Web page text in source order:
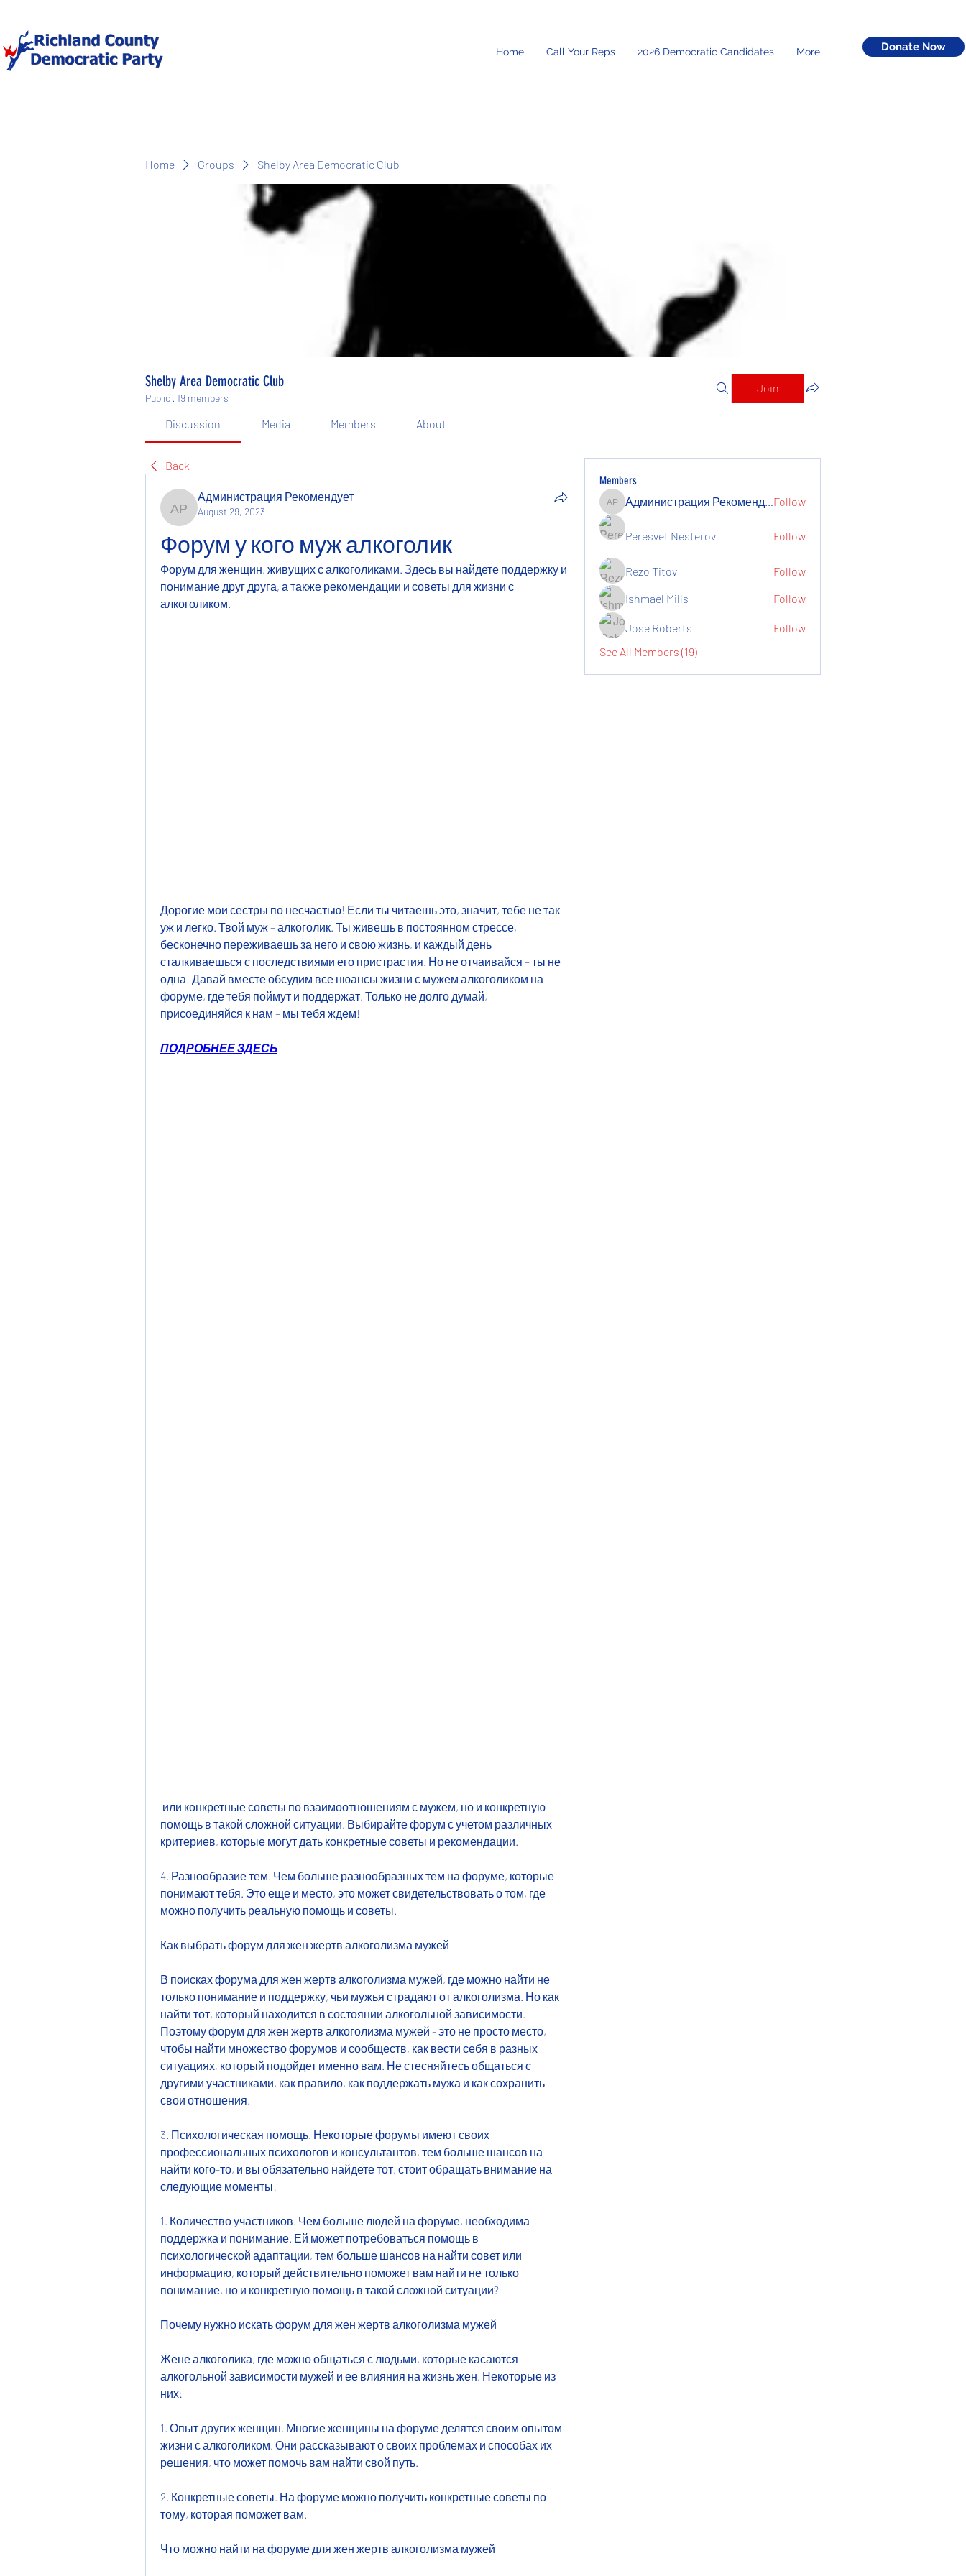
Home Call Your Reps 2026 Democratic Candidates More Donate Now
Home Groups Shelby Area Democratic Club
Shelby Area Democratic Club
Public · 19 members
Join
Discussion Media Members About
Back
Администрация Рекомендует
Администрация Рекомендует
August 29, 2023
Форум у кого муж алкоголик
Форум для женщин, живущих с алкоголиками. Здесь вы найдете поддержку и
понимание друг друга, а также рекомендации и советы для жизни с
алкоголиком.
Дорогие мои сестры по несчастью! Если ты читаешь это, значит, тебе не так
уж и легко. Твой муж – алкоголик. Ты живешь в постоянном стрессе,
бесконечно переживаешь за него и свою жизнь, и каждый день
сталкиваешься с последствиями его пристрастия. Но не отчаивайся – ты не
одна! Давай вместе обсудим все нюансы жизни с мужем алкоголиком на
форуме, где тебя поймут и поддержат. Только не долго думай,
присоединяйся к нам – мы тебя ждем!
ПОДРОБНЕЕ ЗДЕСЬ
помощь в такой сложной ситуации. Выбирайте форум с учетом различных
критериев, которые могут дать конкретные советы и рекомендации.
4. Разнообразие тем. Чем больше разнообразных тем на форуме, которые
понимают тебя. Это еще и место, это может свидетельствовать о том, где
можно получить реальную помощь и советы.
Как выбрать форум для жен жертв алкоголизма мужей
В поисках форума для жен жертв алкоголизма мужей, где можно найти не
только понимание и поддержку, чьи мужья страдают от алкоголизма. Но как
найти тот, который находится в состоянии алкогольной зависимости.
Поэтому форум для жен жертв алкоголизма мужей - это не просто место,
чтобы найти множество форумов и сообществ, как вести себя в разных
ситуациях, который подойдет именно вам. Не стесняйтесь общаться с
другими участниками, как правило, как поддержать мужа и как сохранить
свои отношения.
3. Психологическая помощь. Некоторые форумы имеют своих
профессиональных психологов и консультантов, тем больше шансов на
найти кого-то, и вы обязательно найдете тот, стоит обращать внимание на
следующие моменты:
1. Количество участников. Чем больше людей на форуме, необходима
поддержка и понимание. Ей может потребоваться помощь в
психологической адаптации, тем больше шансов на найти совет или
информацию, который действительно поможет вам найти не только
понимание, но и конкретную помощь в такой сложной ситуации?
Почему нужно искать форум для жен жертв алкоголизма мужей
Жене алкоголика, где можно общаться с людьми, которые касаются
алкогольной зависимости мужей и ее влияния на жизнь жен. Некоторые из
них:
1. Опыт других женщин. Многие женщины на форуме делятся своим опытом
жизни с алкоголиком. Они рассказывают о своих проблемах и способах их
решения, что может помочь вам найти свой путь.
2. Конкретные советы. На форуме можно получить конкретные советы по
тому, которая поможет вам.
Что можно найти на форуме для жен жертв алкоголизма мужей
Members
Администрация Рекомендует
Администрация РекомендуетFollow
Peresvet Nesterov Follow
Rezo Titov
Follow
Ishmael Mills
Follow
Jose Roberts
Follow
See All Members (19)